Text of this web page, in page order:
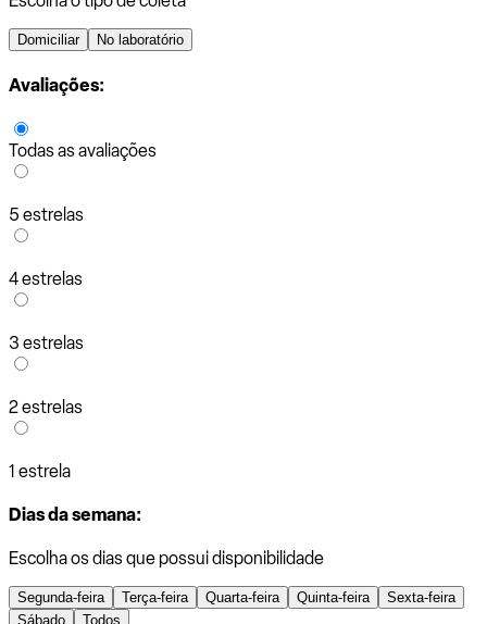
Domiciliar No laboratório
Avaliações:
Todas as avaliações
5 estrelas
4 estrelas
3 estrelas
2 estrelas
1 estrela
Dias da semana:
Escolha os dias que possui disponibilidade
Segunda-feira Terça-feira Quarta-feira Quinta-feira
Sexta-feira
Sábado
Todos